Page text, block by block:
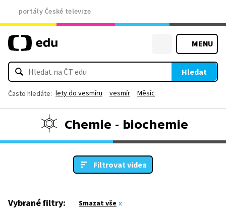
portály České televize
MENU
Hledat
Často hledáte: lety do vesmíru vesmír Měsíc
Chemie - biochemie
Filtrovat videa
Vybrané filtry: Smazat vše